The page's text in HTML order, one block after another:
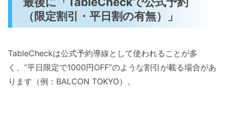
（限定割引・平日割の有無）」
TableCheckは公式予約導線として使われることが多
く、“平日限定で1000円OFF”のような割引が載る場合があ
ります（例：BALCON TOKYO）。